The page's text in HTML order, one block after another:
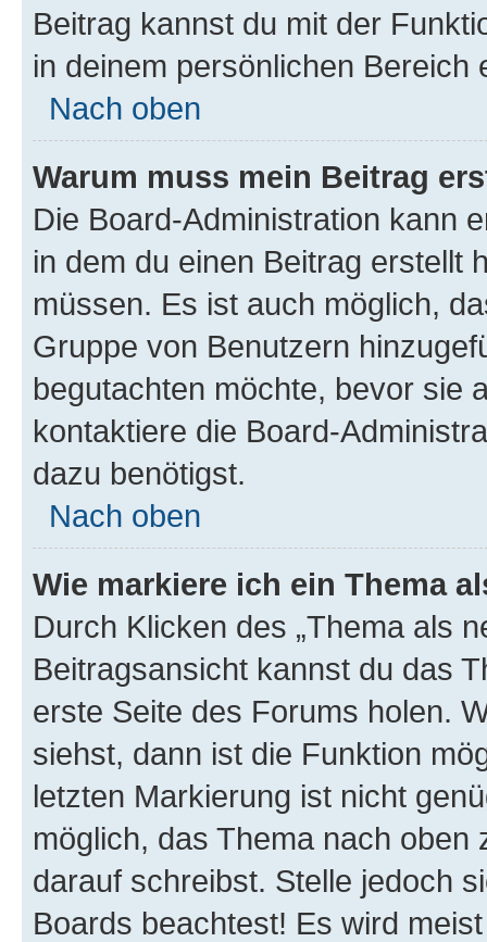
Beitrag kannst du mit der
in deinem persönlichen Bereich
Nach oben
Warum muss mein Beitrag
Die Board-Administration kann
in dem du einen Beitrag erstellt
müssen. Es ist auch möglich,
Gruppe von Benutzern
begutachten möchte, bevor sie
kontaktiere die Board-
dazu benötigst.
Nach oben
Wie markiere ich ein Thema
Durch Klicken des „Thema als
Beitragsansicht kannst du das
erste Seite des Forums holen.
siehst, dann ist die Funktion
letzten Markierung ist nicht
möglich, das Thema nach oben
darauf schreibst. Stelle jedoch
Boards beachtest! Es wird